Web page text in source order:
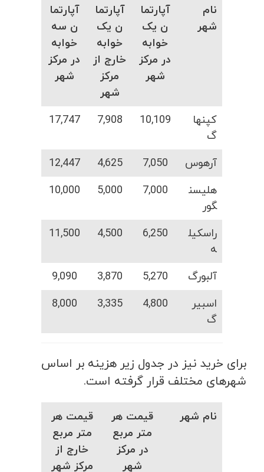
نام
شهر
آپارتما
ن یک
خوابه
در مرکز
شهر
آپارتما
ن یک
خوابه
خارج از
مرکز
شهر
آپارتما
ن سه
خوابه
در مرکز
شهر
کپنها
گ
10,109
7,908
17,747
آرهوس 7,050
4,625
12,447
هلیسن
گور
7,000
5,000
10,000
راسکیل
ه
6,250
4,500
11,500
آلبورگ 5,270
3,870
9,090
اسبیر
گ
4,800
3,335
8,000
برای خرید نیز در جدول زیر هزینه بر اساس
شهرهای مختلف قرار گرفته است.
نام شهر
قیمت هر
متر مربع
در مرکز
شهر
قیمت هر
متر مربع
خارج از
مرکز شهر